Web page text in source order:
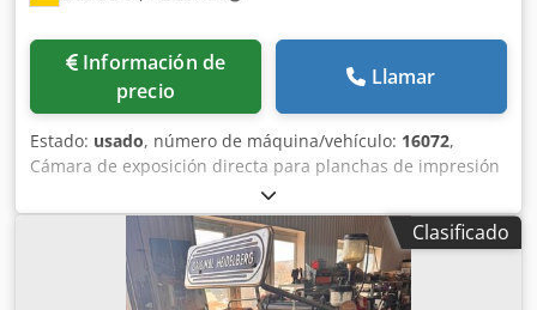
Información de
precio
Llamar
Estado: usado, número de máquina/vehículo: 16072,
Cámara de exposición directa para planchas de impresión
offset – Expositor de planchas Heidelberg QUICKPLATER 40.
Grosor del material/película: 0,1 - 0,2 mm. Función de
punzonado de película (solo formato longitudinal):
Heidelberg Quickmaster 46, es decir, dos orificios en forma
de U con una distancia de 220 mm, simétricos con
Clasificado